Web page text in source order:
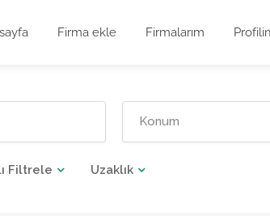
Firma ekle Firmalarım
Filtrele Uzaklık